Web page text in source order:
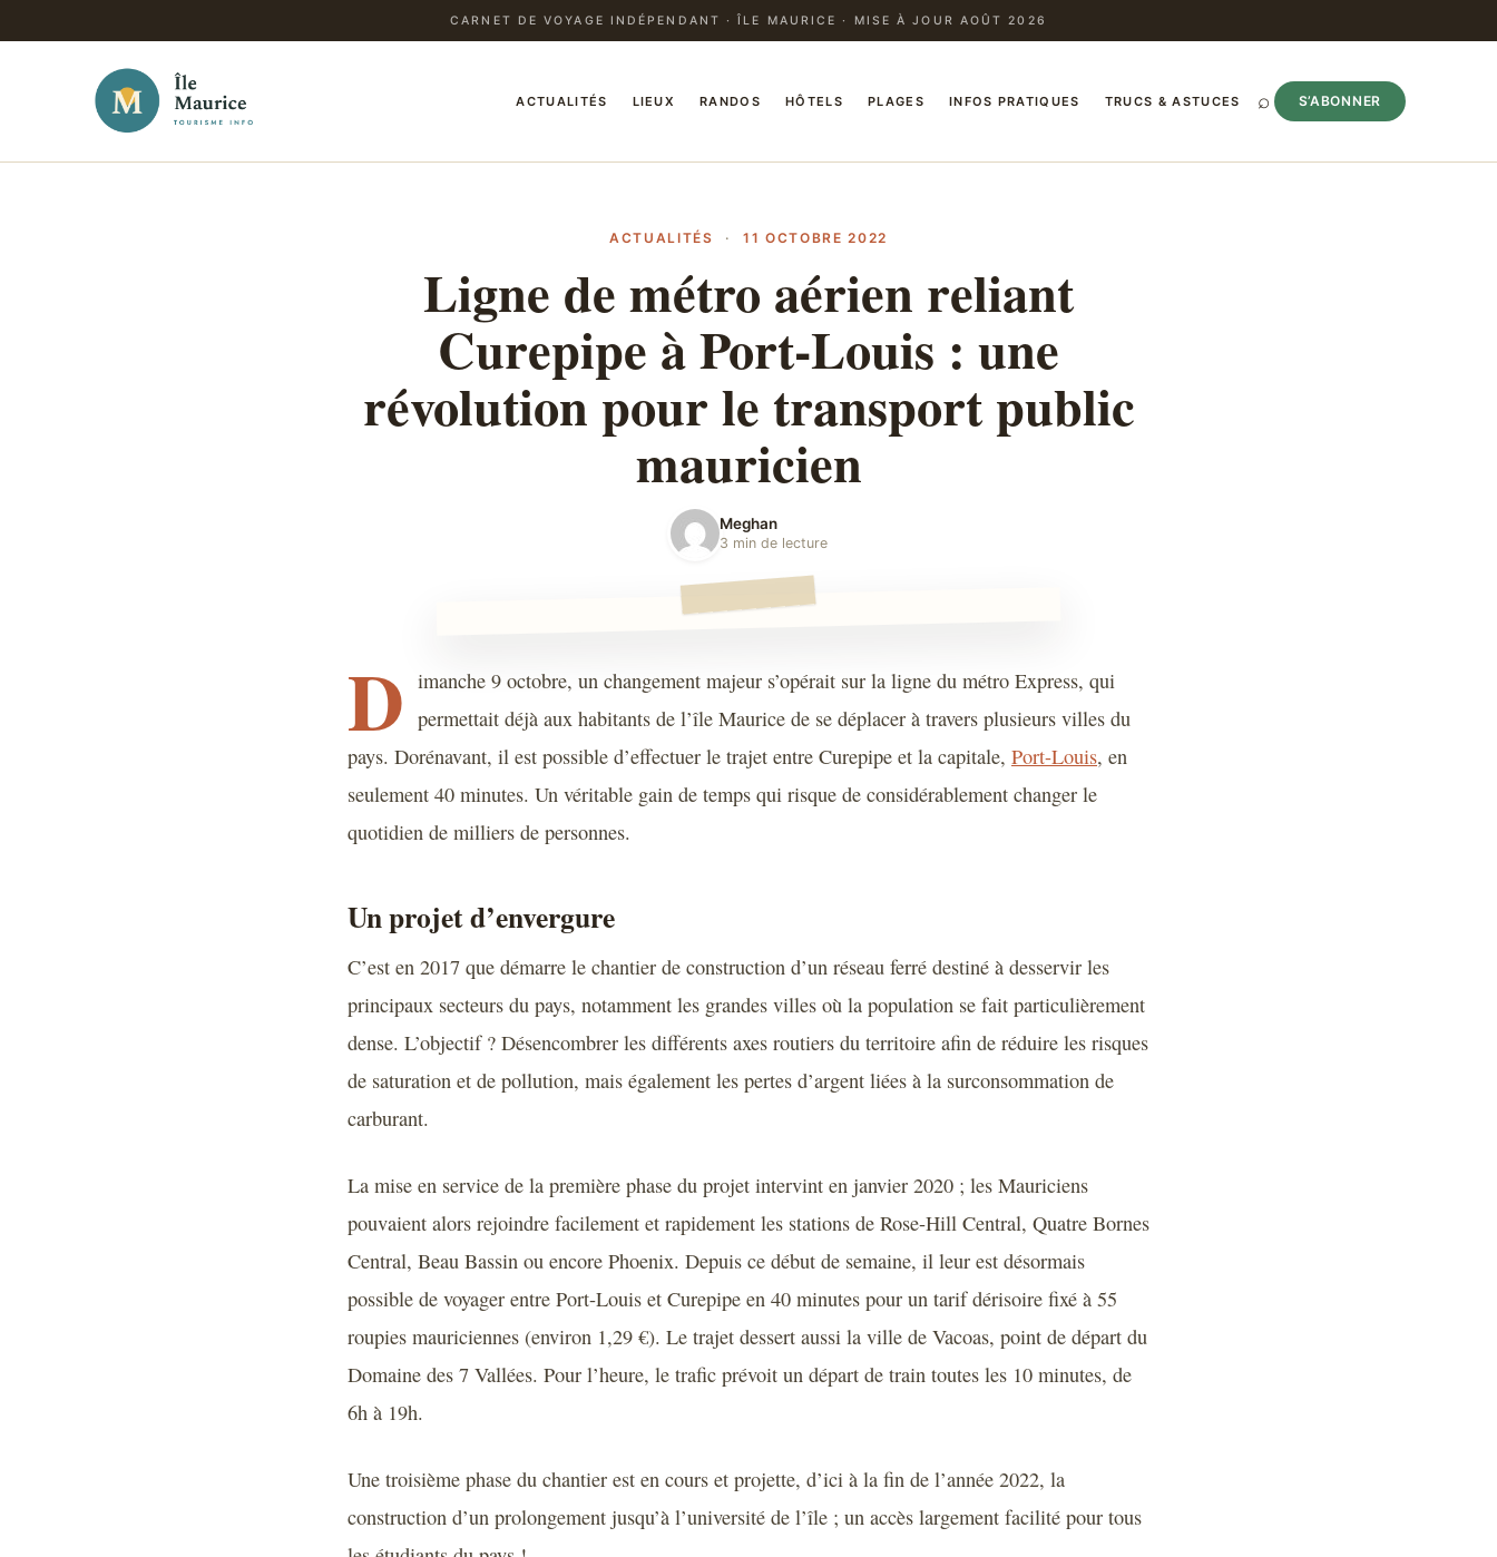
CARNET DE VOYAGE INDÉPENDANT · ÎLE MAURICE · MISE À JOUR AOÛT 2026
ACTUALITÉS LIEUX RANDOS HÔTELS PLAGES INFOS PRATIQUES TRUCS & ASTUCES ⌕ S’ABONNER
ACTUALITÉS · 11 OCTOBRE 2022
Ligne de métro aérien reliant
Curepipe à Port-Louis : une
révolution pour le transport public
mauricien
Meghan
3 min de lecture
D imanche 9 octobre, un changement majeur s’opérait sur la ligne du métro Express, qui
permettait déjà aux habitants de l’île Maurice de se déplacer à travers plusieurs villes du
pays. Dorénavant, il est possible d’effectuer le trajet entre Curepipe et la capitale, Port-Louis, en
seulement 40 minutes. Un véritable gain de temps qui risque de considérablement changer le
quotidien de milliers de personnes.
Un projet d’envergure
C’est en 2017 que démarre le chantier de construction d’un réseau ferré destiné à desservir les
principaux secteurs du pays, notamment les grandes villes où la population se fait particulièrement
dense. L’objectif ? Désencombrer les différents axes routiers du territoire afin de réduire les risques
de saturation et de pollution, mais également les pertes d’argent liées à la surconsommation de
carburant.
La mise en service de la première phase du projet intervint en janvier 2020 ; les Mauriciens
pouvaient alors rejoindre facilement et rapidement les stations de Rose-Hill Central, Quatre Bornes
Central, Beau Bassin ou encore Phoenix. Depuis ce début de semaine, il leur est désormais
possible de voyager entre Port-Louis et Curepipe en 40 minutes pour un tarif dérisoire fixé à 55
roupies mauriciennes (environ 1,29 €). Le trajet dessert aussi la ville de Vacoas, point de départ du
Domaine des 7 Vallées. Pour l’heure, le trafic prévoit un départ de train toutes les 10 minutes, de
6h à 19h.
Une troisième phase du chantier est en cours et projette, d’ici à la fin de l’année 2022, la
construction d’un prolongement jusqu’à l’université de l’île ; un accès largement facilité pour tous